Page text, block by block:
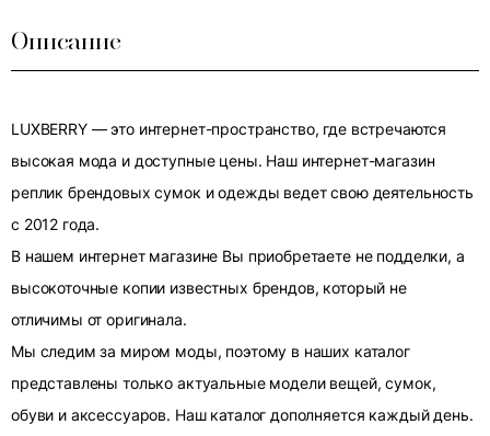
Описание
LUXBERRY — это интернет-пространство, где встречаются
высокая мода и доступные цены. Наш интернет-магазин
реплик брендовых сумок и одежды ведет свою деятельность
с 2012 года.
В нашем интернет магазине Вы приобретаете не подделки, а
высокоточные копии известных брендов, который не
отличимы от оригинала.
Мы следим за миром моды, поэтому в наших каталог
представлены только актуальные модели вещей, сумок,
обуви и аксессуаров. Наш каталог дополняется каждый день.